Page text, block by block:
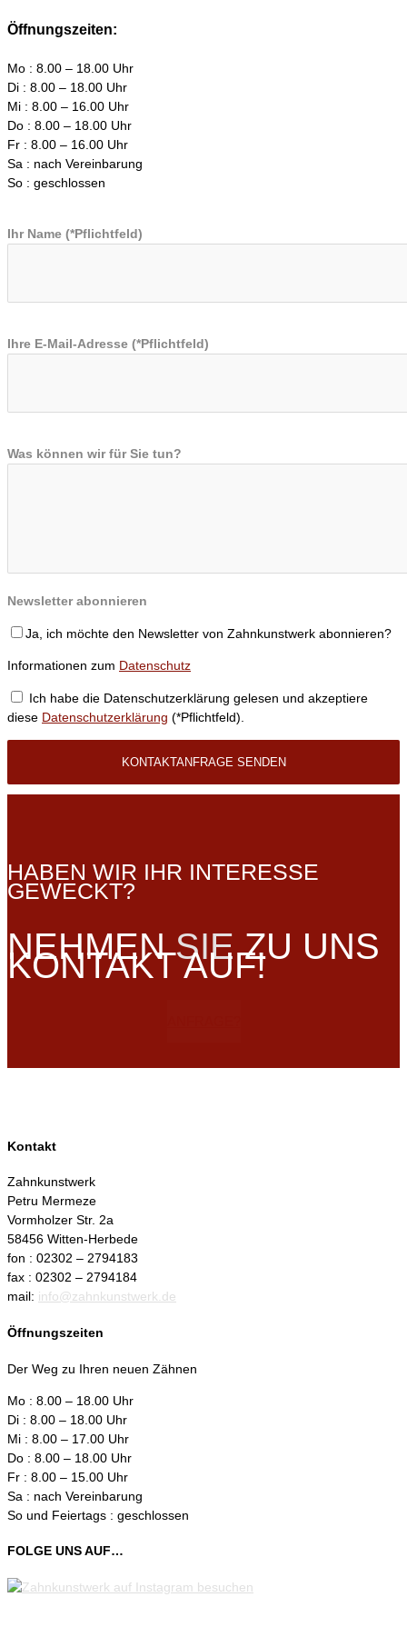
Öffnungszeiten:
Mo : 8.00 – 18.00 Uhr
Di : 8.00 – 18.00 Uhr
Mi : 8.00 – 16.00 Uhr
Do : 8.00 – 18.00 Uhr
Fr : 8.00 – 16.00 Uhr
Sa : nach Vereinbarung
So : geschlossen
Ihr Name (*Pflichtfeld)
Ihre E-Mail-Adresse (*Pflichtfeld)
Was können wir für Sie tun?
Newsletter abonnieren
Ja, ich möchte den Newsletter von Zahnkunstwerk abonnieren?
Informationen zum Datenschutz
Ich habe die Datenschutzerklärung gelesen und akzeptiere
diese Datenschutzerklärung (*Pflichtfeld).
HABEN WIR IHR INTERESSE
GEWECKT?
NEHMENSIEZU UNS
KONTAKT AUF!
Kontakt
Zahnkunstwerk
Petru Mermeze
Vormholzer Str. 2a
58456 Witten-Herbede
fon : 02302 – 2794183
fax : 02302 – 2794184
mail: info@zahnkunstwerk.de
Öffnungszeiten
Der Weg zu Ihren neuen Zähnen
Mo : 8.00 – 18.00 Uhr
Di : 8.00 – 18.00 Uhr
Mi : 8.00 – 17.00 Uhr
Do : 8.00 – 18.00 Uhr
Fr : 8.00 – 15.00 Uhr
Sa : nach Vereinbarung
So und Feiertags : geschlossen
FOLGE UNS AUF…